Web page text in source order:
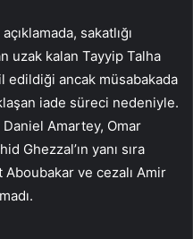
sakatlığı
uzak kalan Tayyip Talha
edildiği ancak müsabakada
iade süreci nedeniyle.
Daniel Amartey, Omar
Ghezzal’ın yanı sıra
ve cezalı Amir